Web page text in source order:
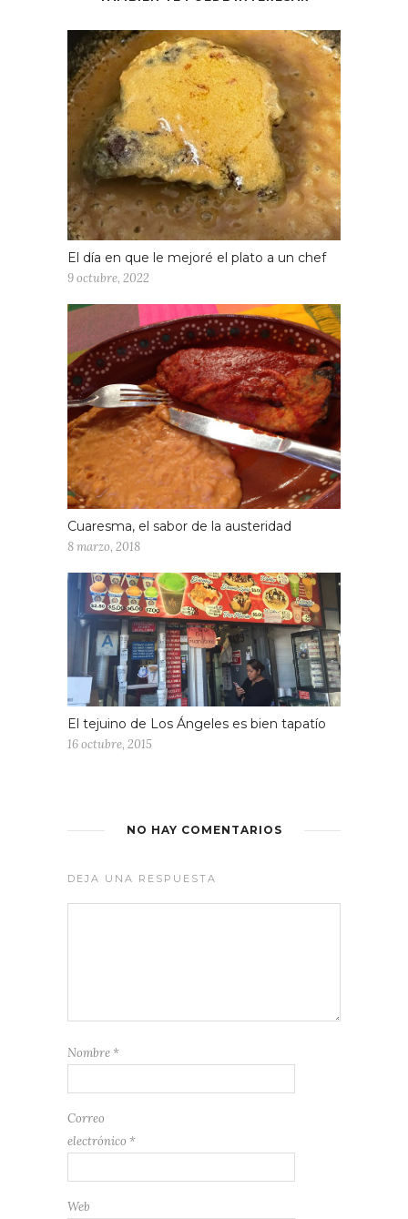
El día en que le mejoré el plato a un chef
9 octubre, 2022
Cuaresma, el sabor de la austeridad
8 marzo, 2018
El tejuino de Los Ángeles es bien tapatío
16 octubre, 2015
NO HAY COMENTARIOS
DEJA UNA RESPUESTA
Nombre *
Correo
electrónico *
Web